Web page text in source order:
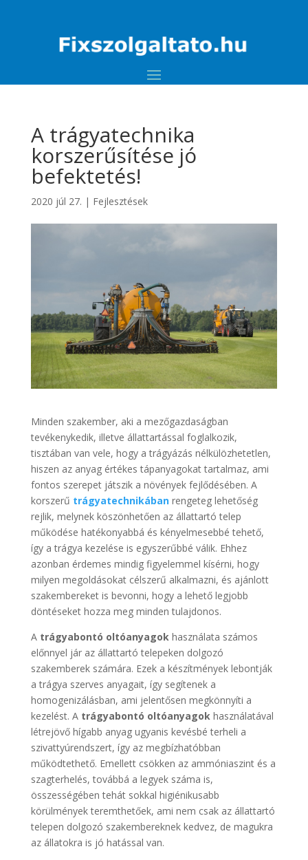
A trágyatechnika
korszerűsítése jó
befektetés!
2020 júl 27. | Fejlesztések
Minden szakember, aki a mezőgazdaságban
tevékenykedik, illetve állattartással foglalkozik,
tisztában van vele, hogy a trágyázás nélkülözhetetlen,
hiszen az anyag értékes tápanyagokat tartalmaz, ami
fontos szerepet játszik a növények fejlődésében. A
korszerű trágyatechnikában rengeteg lehetőség
rejlik, melynek köszönhetően az állattartó telep
működése hatékonyabbá és kényelmesebbé tehető,
így a trágya kezelése is egyszerűbbé válik. Ehhez
azonban érdemes mindig figyelemmel kísérni, hogy
milyen megoldásokat célszerű alkalmazni, és ajánlott
szakembereket is bevonni, hogy a lehető legjobb
döntéseket hozza meg minden tulajdonos.
A trágyabontó oltóanyagok használata számos
előnnyel jár az állattartó telepeken dolgozó
szakemberek számára. Ezek a készítmények lebontják
a trágya szerves anyagait, így segítenek a
homogenizálásban, ami jelentősen megkönnyíti a
kezelést. A trágyabontó oltóanyagok használatával
létrejövő hígabb anyag ugyanis kevésbé terheli a
szivattyúrendszert, így az megbízhatóbban
működtethető. Emellett csökken az ammóniaszint és a
szagterhelés, továbbá a legyek száma is,
összességében tehát sokkal higiénikusabb
körülmények teremthetőek, ami nem csak az állattartó
telepen dolgozó szakembereknek kedvez, de magukra
az állatokra is jó hatással van.